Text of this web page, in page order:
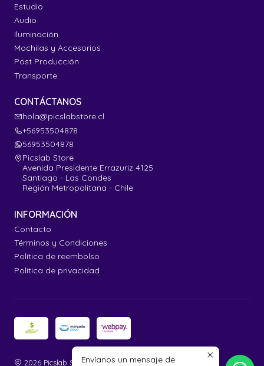
Estudio
Audio
Iluminación
Mochilas y Accesorios
Post Producción
Transporte
CONTÁCTANOS
hola@picslabstore.cl
+56953504878
56953504878
Picslab Store
Avenida Presidente Errazuriz 4125
Santiago - Las Condes
Región Metropolitana - Chile
INFORMACIÓN
Contacto
Términos y Condiciones
Política de reembolso
Política de privacidad
2026 Picslab Store.Envíanos un mensaje de